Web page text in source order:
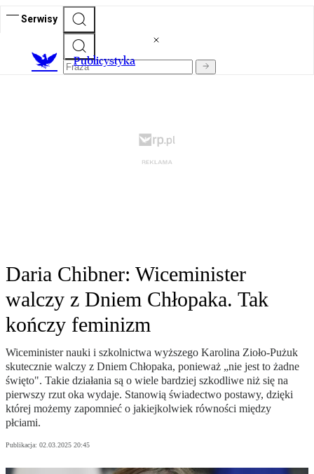
Serwisy
Publicystyka
Daria Chibner: Wiceminister
walczy z Dniem Chłopaka. Tak
kończy feminizm
Wiceminister nauki i szkolnictwa wyższego Karolina Zioło-Pużuk
skutecznie walczy z Dniem Chłopaka, ponieważ „nie jest to żadne
święto". Takie działania są o wiele bardziej szkodliwe niż się na
pierwszy rzut oka wydaje. Stanowią świadectwo postawy, dzięki
której możemy zapomnieć o jakiejkolwiek równości między
płciami.
Publikacja: 02.03.2025 20:45